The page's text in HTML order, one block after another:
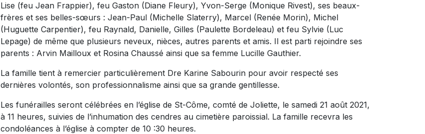
Lise (feu Jean Frappier), feu Gaston (Diane Fleury), Yvon-Serge (Monique Rivest), ses beaux-
frères et ses belles-sœurs : Jean-Paul (Michelle Slaterry), Marcel (Renée Morin), Michel
(Huguette Carpentier), feu Raynald, Danielle, Gilles (Paulette Bordeleau) et feu Sylvie (Luc
Lepage) de même que plusieurs neveux, nièces, autres parents et amis. Il est parti rejoindre ses
parents : Arvin Mailloux et Rosina Chaussé ainsi que sa femme Lucille Gauthier.
La famille tient à remercier particulièrement Dre Karine Sabourin pour avoir respecté ses
dernières volontés, son professionnalisme ainsi que sa grande gentillesse.
Les funérailles seront célébrées en l’église de St-Côme, comté de Joliette, le samedi 21 août 2021,
à 11 heures, suivies de l’inhumation des cendres au cimetière paroissial. La famille recevra les
condoléances à l’église à compter de 10 :30 heures.